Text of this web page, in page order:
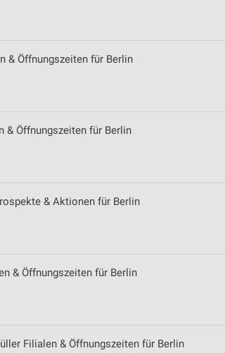
& Öffnungszeiten für Berlin
& Öffnungszeiten für Berlin
& Aktionen für Berlin
& Öffnungszeiten für Berlin
Filialen & Öffnungszeiten für Berlin